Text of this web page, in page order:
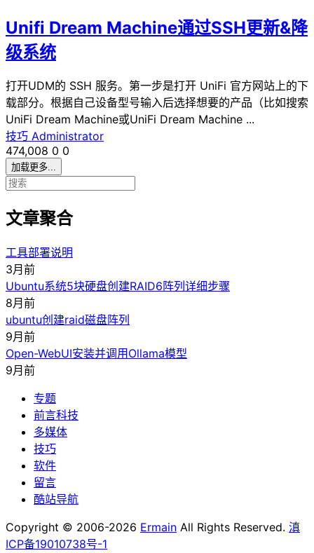
Unifi Dream Machine通过SSH更新&降
级系统
打开UDM的 SSH 服务。第一步是打开 UniFi 官方网站上的下
载部分。根据自己设备型号输入后选择想要的产品（比如搜索
UniFi Dream Machine或UniFi Dream Machine ...
技巧 Administrator
474,008 0 0
加载更多...
文章聚合
工具部署说明
3月前
Ubuntu系统5块硬盘创建RAID6阵列详细步骤
8月前
ubuntu创建raid磁盘阵列
9月前
Open-WebUI安装并调用Ollama模型
9月前
专题
前言科技
多媒体
技巧
软件
留言
酷站导航
Copyright © 2006-2026 Ermain All Rights Reserved. 滇
ICP备19010738号-1